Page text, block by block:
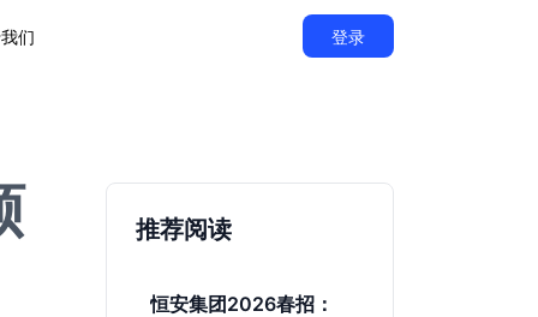
们 登录
推荐阅读
恒安集团2026春招：